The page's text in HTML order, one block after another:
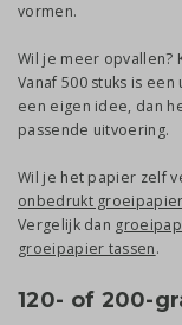
vormen.
Wil je meer opvallen?
Vanaf 500 stuks is
een eigen idee, dan
passende uitvoering.
Wil je het papier zelf
onbedrukt groeipapier
Vergelijk dan
groeipapier tassen.
120- of 200-